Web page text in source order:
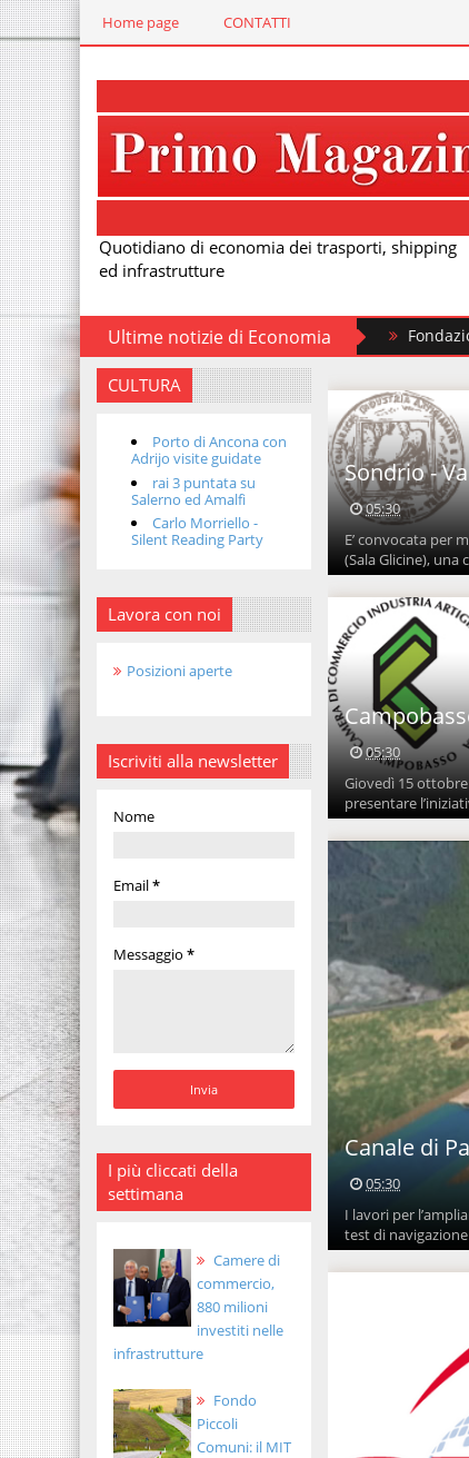
Home page CONTATTI
Quotidiano di economia dei trasporti, shipping
ed infrastrutture
Ultime notizie di EconomiaFondazione FS,
CULTURA
Porto di Ancona con
Adrijo visite guidate
rai 3 puntata su
Salerno ed Amalfi
Carlo Morriello -
Silent Reading Party
Lavora con noi
Posizioni aperte
Iscriviti alla newsletter
Nome
Email*
Messaggio *
I più cliccati della
settimana
Camere di
commercio,
880 milioni
investiti nelle
infrastrutture
Fondo
Piccoli
Comuni: il MIT
Sondrio -
05:30
E’ convocata per
(Sala Glicine), una
05:30
Giovedì 15
presentare
Canale di
05:30
I lavori per
test di